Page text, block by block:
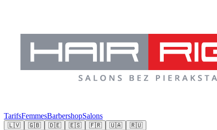
TarifsFemmesBarbershopSalons
🇱🇻 🇬🇧 🇩🇪 🇪🇸 🇫🇷 🇺🇦 🇷🇺